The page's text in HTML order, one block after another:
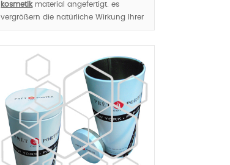
kosmetikmaterial angefertigt. es
vergrößern die natürliche Wirkung Ihrer
Kosmetik und aktualisieren Sie Ihre